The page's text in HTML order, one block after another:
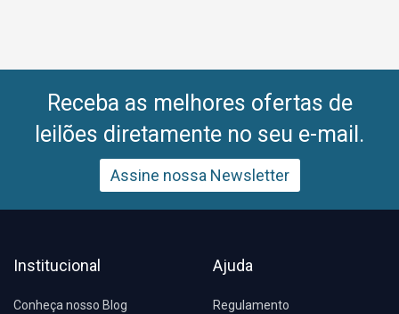
Receba as melhores ofertas de
leilões diretamente no seu e-mail.
Assine nossa Newsletter
Institucional
Conheça nosso Blog
Ajuda
Regulamento